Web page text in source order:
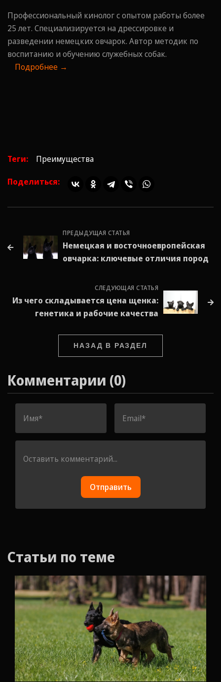
Профессиональный кинолог с опытом работы более
25 лет. Специализируется на дрессировке и
разведении немецких овчарок. Автор методик по
воспитанию и обучению служебных собак.
Подробнее →
Теги: Преимущества
Поделиться:
ПРЕДЫДУЩАЯ СТАТЬЯ
Немецкая и восточноевропейская
овчарка: ключевые отличия пород
СЛЕДУЮЩАЯ СТАТЬЯ
Из чего складывается цена щенка:
генетика и рабочие качества
НАЗАД В РАЗДЕЛ
Комментарии (0)
Отправить
Cтатьи по теме